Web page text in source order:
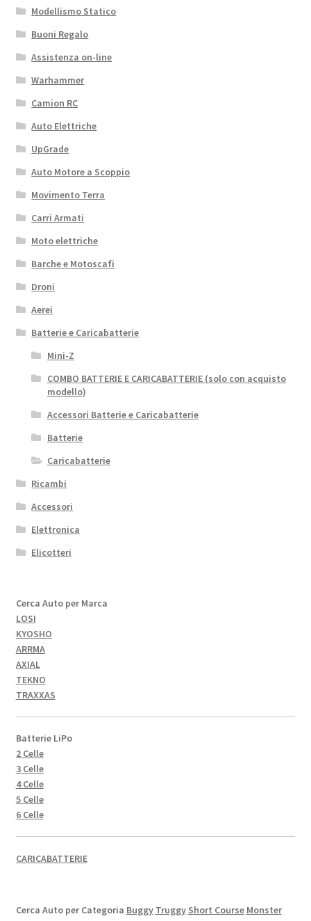
Modellismo Statico
Buoni Regalo
Assistenza on-line
Warhammer
Camion RC
Auto Elettriche
UpGrade
Auto Motore a Scoppio
Movimento Terra
Carri Armati
Moto elettriche
Barche e Motoscafi
Droni
Aerei
Batterie e Caricabatterie
Mini-Z
COMBO BATTERIE E CARICABATTERIE (solo con acquisto
modello)
Accessori Batterie e Caricabatterie
Batterie
Caricabatterie
Ricambi
Accessori
Elettronica
Elicotteri
Cerca Auto per Marca
LOSI
KYOSHO
ARRMA
AXIAL
TEKNO
TRAXXAS
Batterie LiPo
2 Celle
3 Celle
4 Celle
5 Celle
6 Celle
CARICABATTERIE
Cerca Auto per Categoria Buggy Truggy Short Course Monster